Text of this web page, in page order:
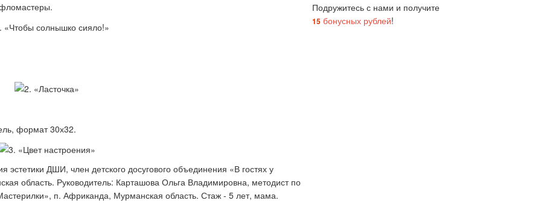
формат 30х32.
ДШИ, член детского досугового объединения «В гостях у
область. Руководитель: Карташова Ольга Владимировна, методист по
п. Африканда, Мурманская область. Стаж - 5 лет, мама.
Подружитесь с нами и получите
15бонусных рублей!